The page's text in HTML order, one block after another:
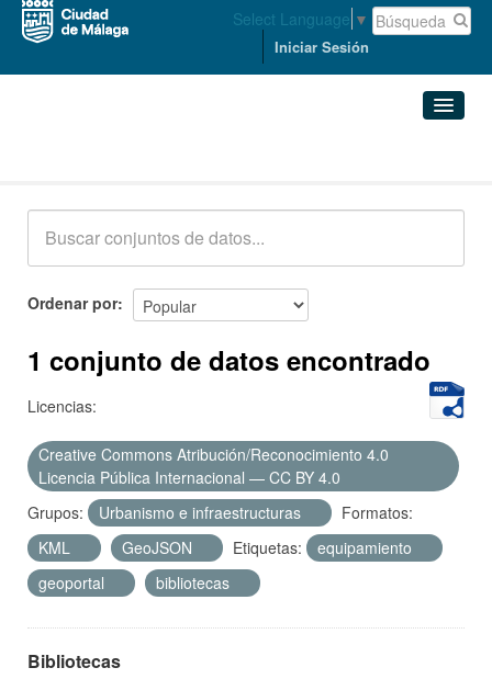
Select Language ▼
Iniciar Sesión
Acerca de
Ordenar por
1 conjunto de datos encontrado
Licencias:
Creative Commons Atribución/Reconocimiento 4.0
Licencia Pública Internacional — CC BY 4.0
Grupos:
Urbanismo e infraestructuras
Formatos:
KML
GeoJSON Etiquetas:
equipamiento
geoportal
bibliotecas
Bibliotecas